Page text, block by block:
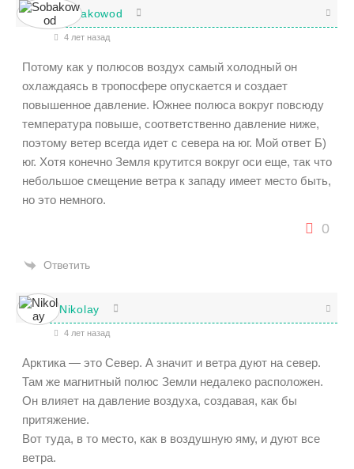
Sobakowod
4 лет назад
Потому как у полюсов воздух самый холодный он
охлаждаясь в тропосфере опускается и создает
повышенное давление. Южнее полюса вокруг повсюду
температура повыше, соответственно давление ниже,
поэтому ветер всегда идет с севера на юг. Мой ответ Б)
юг. Хотя конечно Земля крутится вокруг оси еще, так что
небольшое смещение ветра к западу имеет место быть,
но это немного.
0
Ответить
Nikolay
4 лет назад
Арктика — это Север. А значит и ветра дуют на север.
Там же магнитный полюс Земли недалеко расположен.
Он влияет на давление воздуха, создавая, как бы
притяжение.
Вот туда, в то место, как в воздушную яму, и дуют все
ветра.